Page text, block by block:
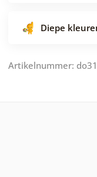
Diepe
Artikelnummer: